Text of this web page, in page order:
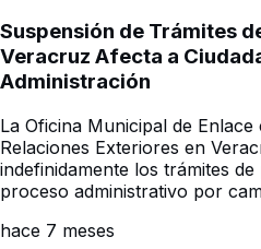
Suspensión de Trámites
Veracruz Afecta a
Administración
La Oficina Municipal de
Relaciones Exteriores en
indefinidamente los trámites
proceso administrativo por
hace 7 meses